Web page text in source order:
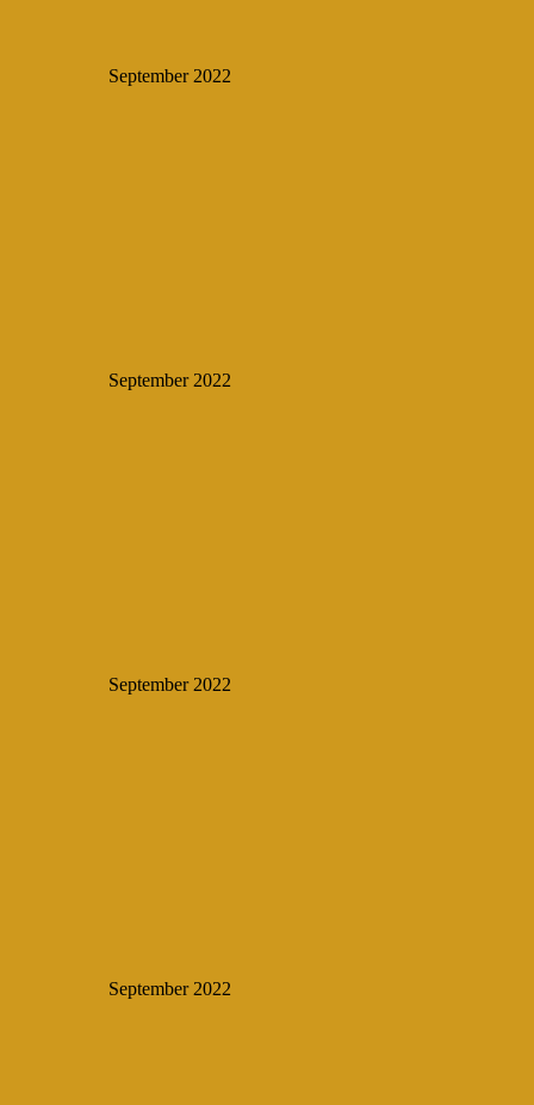
September 2022
September 2022
September 2022
September 2022